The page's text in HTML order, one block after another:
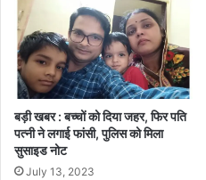
बड़ी खबर : बच्चों को दिया जहर, फिर पति
पत्नी ने लगाई फांसी, पुलिस को मिला
सुसाइड नोट
July 13, 2023